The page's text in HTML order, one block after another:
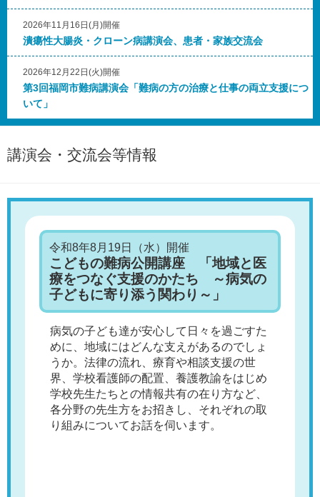
2026年11月16日(月)開催
潰瘍性大腸炎・クローン病講演会、患者・家族交流会
2026年12月22日(火)開催
第3回福岡市難病講演会「難病の方の治療と仕事の両立支援につ
いて」
講演会・交流会等情報
令和8年8月19日（水）開催
こどもの難病公開講座 「地域と医
療をつなぐ支援のかたち ～病気の
子どもに寄り添う関わり～」
病気の子ども達が安心して日々を過ごすた
めに、地域にはどんな支えがあるのでしょ
うか。法律の流れ、療育や相談支援の世
界、学校看護師の配置、養護教諭をはじめ
学校先生たちとの情報共有の在り方など、
各分野の先生方をお招きし、それぞれの取
り組みについてお話を伺います。